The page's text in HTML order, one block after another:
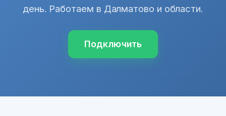
день. Работаем в Далматово и области.
Подключить